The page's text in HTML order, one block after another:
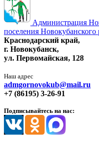
Администрация
поселения Новокубанского
Краснодарский край,
г. Новокубанск,
ул. Первомайская, 128
Наш адрес
admgornovokub@mail.ru
+7 (86195) 3-26-91
Подписывайтесь на нас: